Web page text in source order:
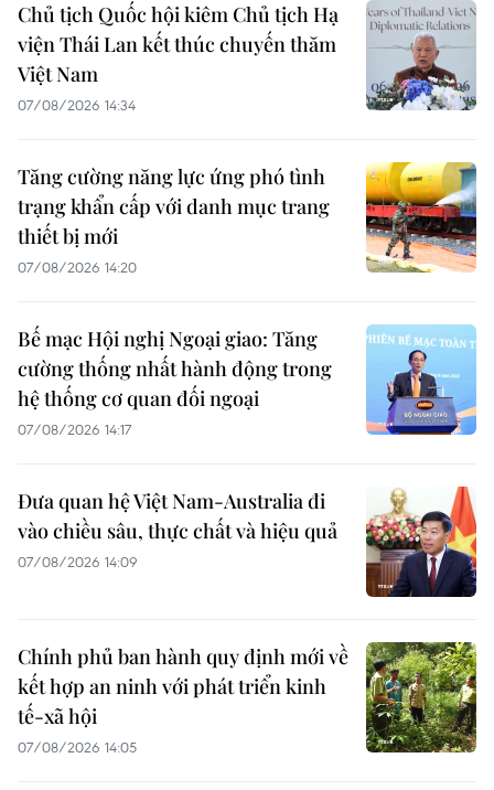
Chủ tịch Quốc hội kiêm Chủ tịch Hạ
viện Thái Lan kết thúc chuyến thăm
Việt Nam
07/08/2026 14:34
Tăng cường năng lực ứng phó tình
trạng khẩn cấp với danh mục trang
thiết bị mới
07/08/2026 14:20
Bế mạc Hội nghị Ngoại giao: Tăng
cường thống nhất hành động trong
hệ thống cơ quan đối ngoại
07/08/2026 14:17
Đưa quan hệ Việt Nam-Australia đi
vào chiều sâu, thực chất và hiệu quả
07/08/2026 14:09
Chính phủ ban hành quy định mới về
kết hợp an ninh với phát triển kinh
tế-xã hội
07/08/2026 14:05